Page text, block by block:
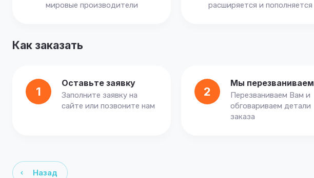
мировые производители
расширяется и пополняется
Как заказать
1
Оставьте заявку
Заполните заявку на
сайте или позвоните нам
2
Мы перезваниваем
Перезваниваем Вам и
обговариваем детали
заказа
Назад